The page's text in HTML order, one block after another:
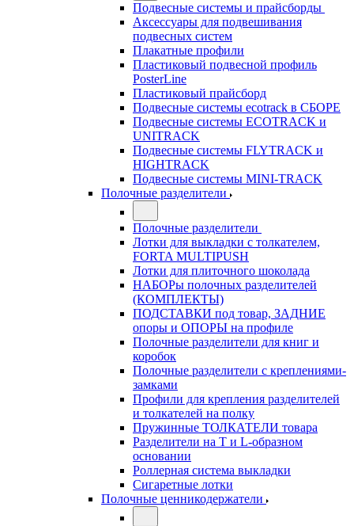
Подвесные системы и прайсборды
Аксессуары для подвешивания
подвесных систем
Плакатные профили
Пластиковый подвесной профиль
PosterLine
Пластиковый прайсборд
Подвесные системы ecotrack в СБОРЕ
Подвесные системы ECOTRACK и
UNITRACK
Подвесные системы FLYTRACK и
HIGHTRACK
Подвесные системы MINI-TRACK
Полочные разделители
Полочные разделители
Лотки для выкладки с толкателем,
FORTA MULTIPUSH
Лотки для плиточного шоколада
НАБОРы полочных разделителей
(КОМПЛЕКТЫ)
ПОДСТАВКИ под товар, ЗАДНИЕ
опоры и ОПОРЫ на профиле
Полочные разделители для книг и
коробок
Полочные разделители с креплениями-
замками
Профили для крепления разделителей
и толкателей на полку
Пружинные ТОЛКАТЕЛИ товара
Разделители на Т и L-образном
основании
Роллерная система выкладки
Сигаретные лотки
Полочные ценникодержатели